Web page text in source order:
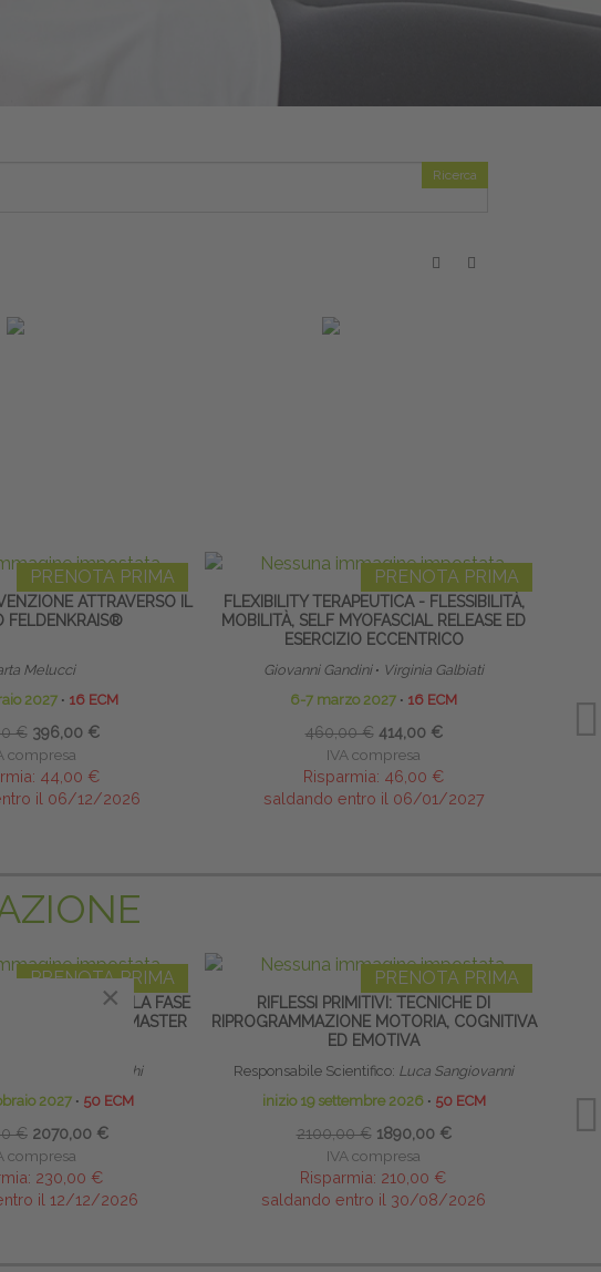
Ricerca
PRENOTA PRIMA
ATTRAVERSO IL
FELDENKRAIS®
Melucci
2027 ∙ 16 ECM
€ 396,00 €
compresa
44,00 €
il 06/12/2026
PRENOTA PRIMA
FLEXIBILITY TERAPEUTICA - FLESSIBILITÀ,
MOBILITÀ, SELF MYOFASCIAL RELEASE ED
ESERCIZIO ECCENTRICO
Giovanni Gandini ∙ Virginia Galbiati
6-7 marzo 2027 ∙ 16 ECM
460,00 € 414,00 €
IVA compresa
Risparmia: 46,00 €
saldando entro il 06/01/2027
PRENOTA PRIMA
PEDIATRICA DALLA FASE
EVOLUTIVA - MASTER
- Stefania Brioschi
2027 ∙ 50 ECM
€ 2070,00 €
compresa
230,00 €
il 12/12/2026
PRENOTA PRIMA
RIFLESSI PRIMITIVI: TECNICHE DI
RIPROGRAMMAZIONE MOTORIA, COGNITIVA
ED EMOTIVA
Responsabile Scientifico: Luca Sangiovanni
inizio 19 settembre 2026 ∙ 50 ECM
2100,00 € 1890,00 €
IVA compresa
Risparmia: 210,00 €
saldando entro il 30/08/2026
×